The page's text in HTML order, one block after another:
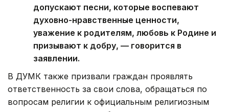
допускают песни, которые воспевают
духовно-нравственные ценности,
уважение к родителям, любовь к Родине и
призывают к добру, — говорится в
заявлении.
В ДУМК также призвали граждан проявлять
ответственность за свои слова, обращаться по
вопросам религии к официальным религиозным